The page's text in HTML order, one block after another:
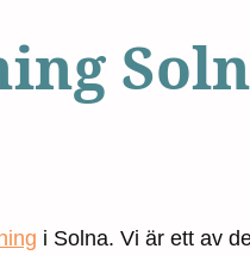
i Solna. Vi är ett av